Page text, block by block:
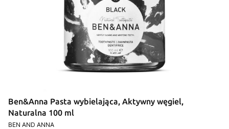
Ben&Anna Pasta wybielająca, Aktywny węgiel,
Naturalna 100 ml
PRODUCENT
BEN AND ANNA